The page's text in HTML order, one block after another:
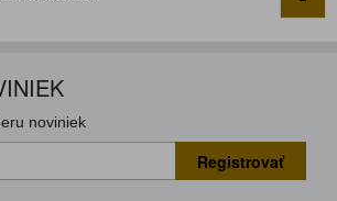
noviniek
Registrovať